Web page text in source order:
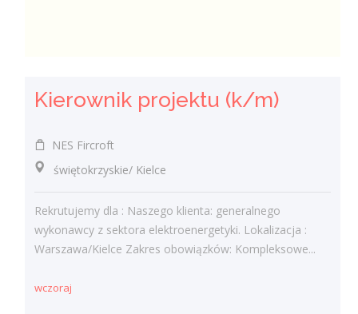
Kierownik projektu (k/m)
NES Fircroft
świętokrzyskie/ Kielce
Rekrutujemy dla : Naszego klienta: generalnego
wykonawcy z sektora elektroenergetyki. Lokalizacja :
Warszawa/Kielce Zakres obowiązków: Kompleksowe...
wczoraj